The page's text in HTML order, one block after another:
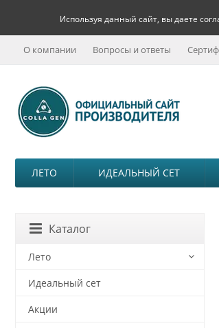
Используя данный сайт, вы даете
О компании Вопросы и ответы
ЛЕТО ИДЕАЛЬНЫЙ СЕТ
Каталог
Лето
Идеальный сет
Акции